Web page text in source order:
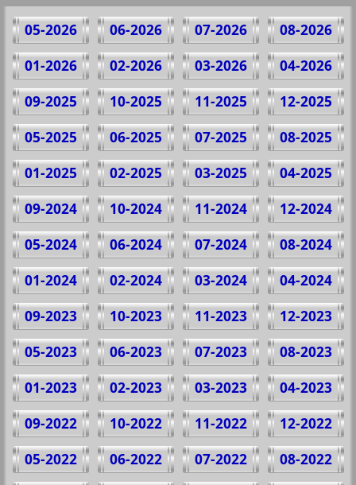
08-2026
07-2026
06-2026
05-2026
04-2026
03-2026
02-2026
01-2026
12-2025
11-2025
10-2025
09-2025
08-2025
07-2025
06-2025
05-2025
04-2025
03-2025
02-2025
01-2025
12-2024
11-2024
10-2024
09-2024
08-2024
07-2024
06-2024
05-2024
04-2024
03-2024
02-2024
01-2024
12-2023
11-2023
10-2023
09-2023
08-2023
07-2023
06-2023
05-2023
04-2023
03-2023
02-2023
01-2023
12-2022
11-2022
10-2022
09-2022
08-2022
07-2022
06-2022
05-2022